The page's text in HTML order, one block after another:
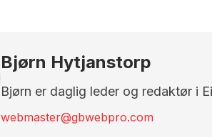
Bjørn Hytjanstorp
Bjørn er daglig leder og redaktør i
webmaster@gbwebpro.com